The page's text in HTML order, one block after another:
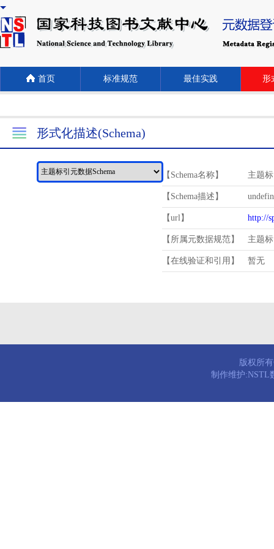
首页 标准规范 最佳实践 形
形式化描述(Schema)
【Schema名称】 主题
【Schema描述】
【url】 http://
【所属元数据规范】 主题
【在线验证和引用】 暂无
版权所
制作维护:NSTL